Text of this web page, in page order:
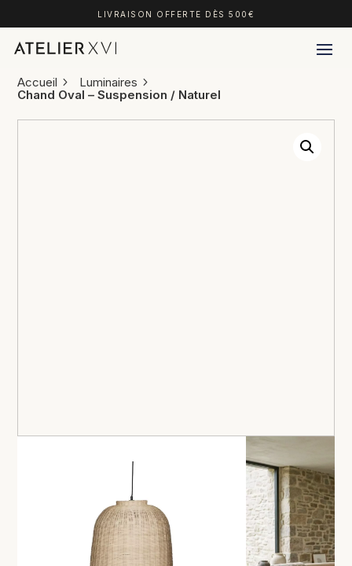
LIVRAISON OFFERTE DÈS 500€
Accueil
Luminaires
Chand Oval – Suspension / Naturel